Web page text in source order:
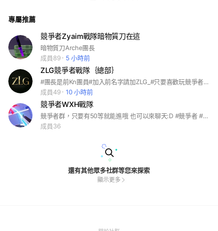
專屬推薦
競爭者Zyaim戰隊暗物質刀在這
暗物質刀Arche團長
成員89
5 小時前
ZLG競爭者戰隊｛總部｝
#團長是前Kn團員#加入前名字請加ZLG_#只要喜歡玩競爭者都可以進來#團長也有玩第五#娛樂性質
成員49
10 小時前
競爭者WXH戰隊
競爭者群，只要有50等就能進哦 也可以來聊天:D #競爭者 #Roblox
成員36
還有其他眾多社群等您來探索
顯示更多